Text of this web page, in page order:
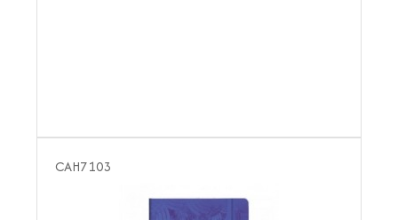
CAH7103